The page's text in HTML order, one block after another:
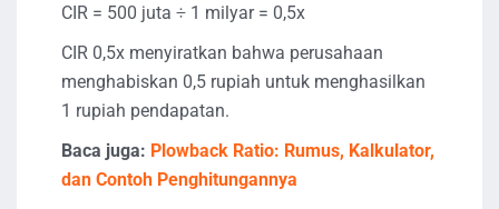
CIR = 500 juta ÷ 1 milyar = 0,5x
CIR 0,5x menyiratkan bahwa perusahaan
menghabiskan 0,5 rupiah untuk menghasilkan
1 rupiah pendapatan.
Baca juga: Plowback Ratio: Rumus, Kalkulator,
dan Contoh Penghitungannya